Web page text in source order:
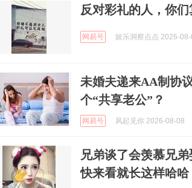
反对彩礼的人，你
网易号 娱乐洞察点点 2026-08-
未婚夫递来AA制协
个“共享老公”？
网易号 风起见你 2026-08-08
兄弟谈了会羡慕兄
快来看就长这样哈哈